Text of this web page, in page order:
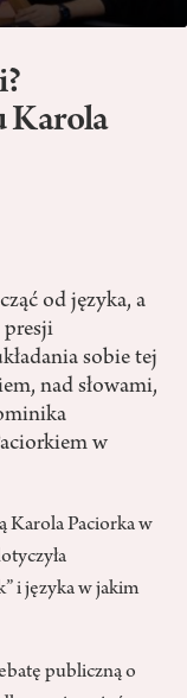
Karola
od języka, a
presji
sobie tej
nad słowami,
w
Karola Paciorka w
i języka w jakim
publiczną o